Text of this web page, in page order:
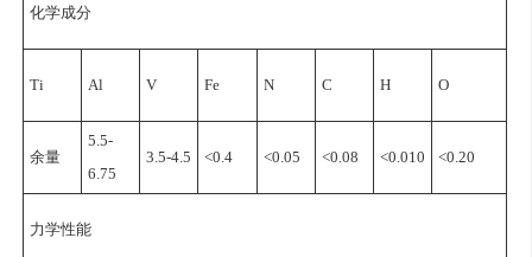
化学成分
Ti Al V Fe N C H O
余量
5.5-
6.75
3.5-4.5 <0.4 <0.05 <0.08 <0.010 <0.20
力学性能